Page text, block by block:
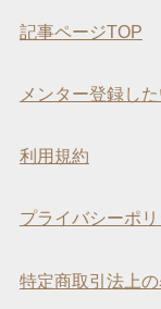
記事ページTOP
メンター登録し
利用規約
プライバシーポ
特定商取引法上